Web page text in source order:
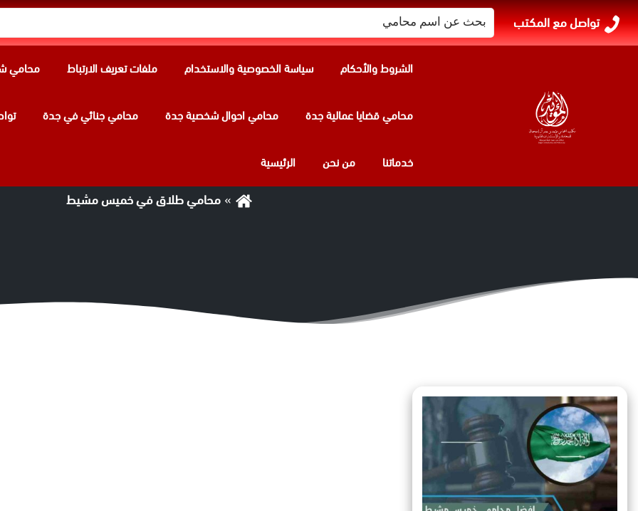
تواصل مع المكتب
البحث
عن:
الشروط والأحكام سياسة الخصوصية والاستخدام ملفات تعريف الارتباط محامي
محامي قضايا عمالية جدة محامي احوال شخصية جدة محامي جنائي في جدة
خدماتنا من نحن الرئيسية
الوسم:
محامي طلاق في خميس مشيط